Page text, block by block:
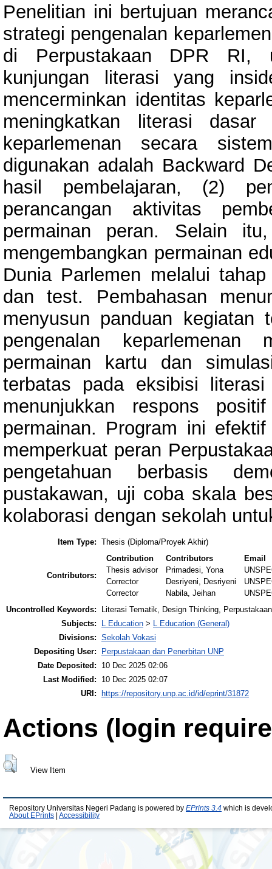
Penelitian ini bertujuan
strategi pengenalan
di Perpustakaan DPR RI,
kunjungan literasi yang
mencerminkan identitas
meningkatkan literasi dasar
keparlemenan secara
digunakan adalah Backward
hasil pembelajaran, (2)
perancangan aktivitas
permainan peran. Selain
mengembangkan permainan
Dunia Parlemen melalui
dan test. Pembahasan
menyusun panduan kegiatan
pengenalan
permainan kartu dan
terbatas pada eksibisi
menunjukkan respons
permainan. Program ini
memperkuat peran
pengetahuan berbasis
pustakawan, uji coba skala
kolaborasi dengan sekolah
Item Type: Thesis (Diploma/Proyek Akhir)
Contributors:
Contribution Contributors
Email
Thesis advisor
Primadesi, Yona
Corrector
Desriyeni, Desriyeni
Corrector
Nabila, Jeihan
Uncontrolled Keywords:
Literasi Tematik, Design Thinking,
Subjects:
L Education > L Education (General)
Divisions: Sekolah Vokasi
Depositing User:
Perpustakaan dan Penerbitan UNP
Date Deposited:
10 Dec 2025 02:06
Last Modified:
10 Dec 2025 02:07
URI:
https://repository.unp.ac.id/id/eprint/31872
Actions (login
View Item
Repository Universitas Negeri Padang is powered by EPrints 3.4 which is
About EPrints
Accessibility